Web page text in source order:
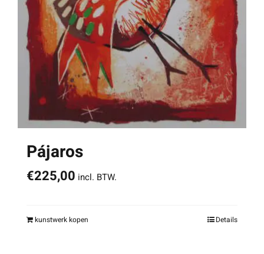
Pájaros
€225,00 incl. BTW.
kunstwerk kopen Details